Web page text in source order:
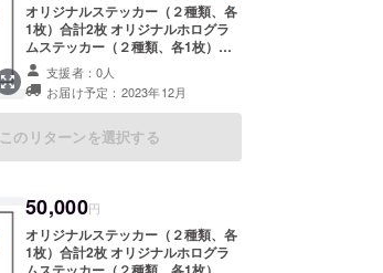
オリジナルステッカー（２種類、各
1枚）合計2枚 オリジナルホログラ
ムステッカー（２種類、各1枚）合
計2枚 プログラマービレッジ公式
SNSアカウントにて希望がある場合
「出資者様 一覧」にお名前を告
知、掲載。 プログラマービレッジ
Android版 Info/ リンクページにて
されるお名前は、個人名、団体名、
法人名、ニックネーム、いずれかの
お名前での掲載が可能です。 （公序
良俗にあたるニックネームは告知、
支援者：0人
お届け予定：2023年12月
このリターンを選択する
50,000円
オリジナルステッカー（２種類、各
1枚）合計2枚 オリジナルホログラ